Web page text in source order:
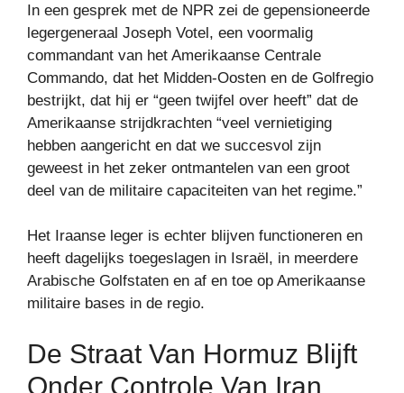
In een gesprek met de NPR zei de gepensioneerde
legergeneraal Joseph Votel, een voormalig
commandant van het Amerikaanse Centrale
Commando, dat het Midden-Oosten en de Golfregio
bestrijkt, dat hij er “geen twijfel over heeft” dat de
Amerikaanse strijdkrachten “veel vernietiging
hebben aangericht en dat we succesvol zijn
geweest in het zeker ontmantelen van een groot
deel van de militaire capaciteiten van het regime.”
Het Iraanse leger is echter blijven functioneren en
heeft dagelijks toegeslagen in Israël, in meerdere
Arabische Golfstaten en af ​​en toe op Amerikaanse
militaire bases in de regio.
De Straat Van Hormuz Blijft
Onder Controle Van Iran